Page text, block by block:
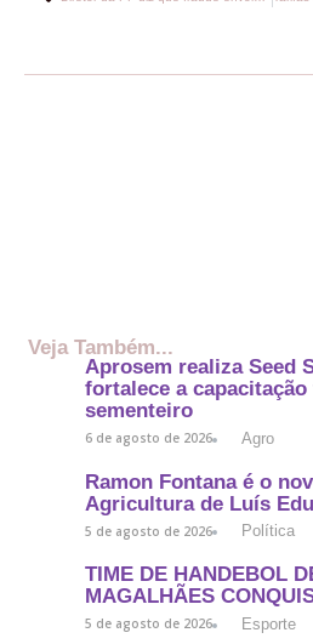
Veja Também...
Aprosem realiza Seed
fortalece a
sementeiro
6 de agosto de 2026 Agro
Ramon Fontana é o
Agricultura de Luís
5 de agosto de 2026 Política
TIME DE HANDEBOL
MAGALHÃES
5 de agosto de 2026 Esporte